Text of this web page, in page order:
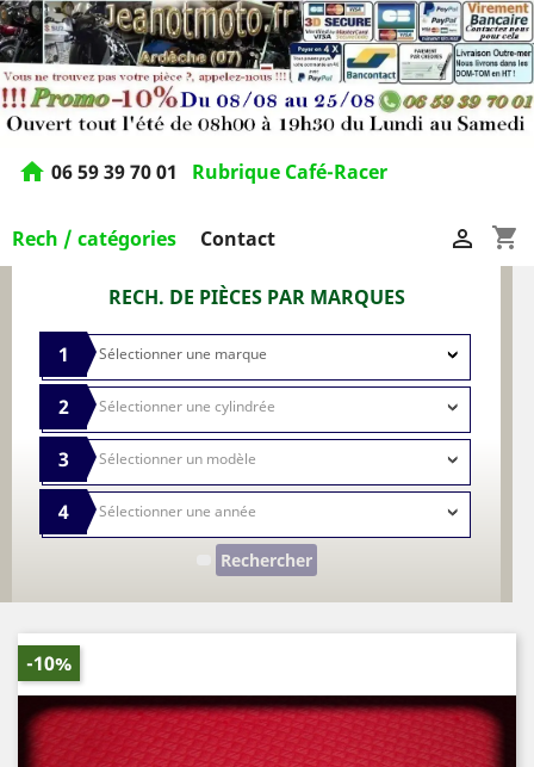
home 06 59 39 70 01 Rubrique Café-Racer
Rech / catégories Contact shopping_cart

RECH. DE PIÈCES PAR MARQUES
1
2
3
4
Rechercher
-10%